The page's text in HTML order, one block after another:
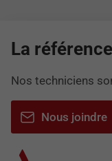
La
Nos techniciens
Nous joindre